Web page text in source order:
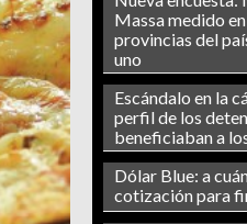
Massa medido
provincias del
uno
Escándalo en la
perfil de los
beneficiaban a
Dólar Blue: a
cotización para